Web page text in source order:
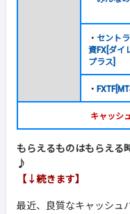
・ セント
資FX[ダイ
プラス]
・
キャッシ
もらえるものはもらえる
♪
【↓続きます】
最近、良質なキャッシュ